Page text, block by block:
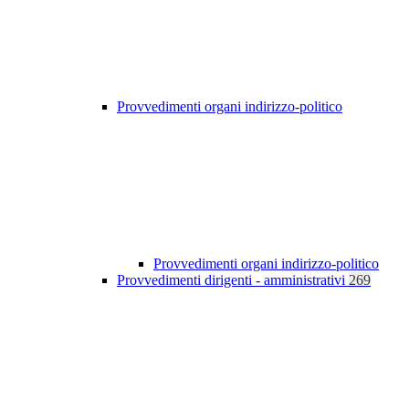
Provvedimenti organi indirizzo-politico
Provvedimenti organi indirizzo-politico
Provvedimenti dirigenti - amministrativi 269